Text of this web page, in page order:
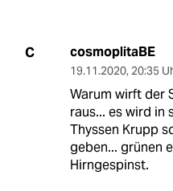
C cosmoplitaBE
19.11.2020, 20:35
Warum wirft der
raus... es wird in
Thyssen Krupp
geben... grünen
Hirngespinst.